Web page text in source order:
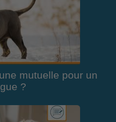
mutuelle pour un
?